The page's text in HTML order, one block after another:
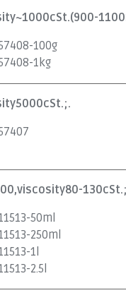
100g
1kg
50ml
250ml
1l
2.5l